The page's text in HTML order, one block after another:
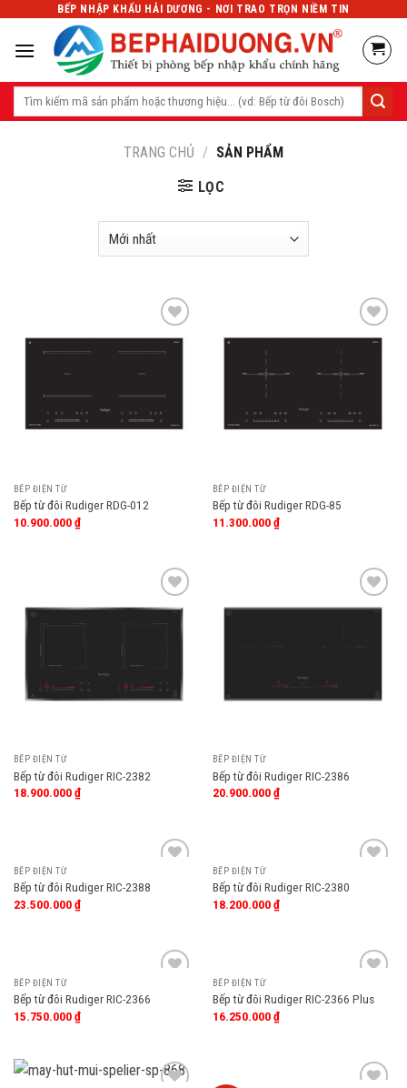
content
BẾP NHẬP KHẨU HẢI DƯƠNG - NƠI TRAO TRỌN NIỀM TIN
Tìm
TRANG CHỦ / SẢN PHẨM
LỌC
Add
to
BẾP ĐIỆN TỪ
Bếp từ đôi Rudiger RDG-012
10.900.000₫
Add
BẾP ĐIỆN TỪ
Bếp từ đôi Rudiger RDG-85
11.300.000₫
Add
BẾP ĐIỆN TỪ
Bếp từ đôi Rudiger RIC-2382
18.900.000₫
Add
BẾP ĐIỆN TỪ
Bếp từ đôi Rudiger RIC-2386
20.900.000₫
BẾP ĐIỆN TỪ
Bếp từ đôi Rudiger RIC-2388
23.500.000₫
BẾP ĐIỆN TỪ
Bếp từ đôi Rudiger RIC-2380
18.200.000₫
BẾP ĐIỆN TỪ
Bếp từ đôi Rudiger RIC-2366
15.750.000₫
to
BẾP ĐIỆN TỪ
Bếp từ đôi Rudiger RIC-2366 Plus
16.250.000₫